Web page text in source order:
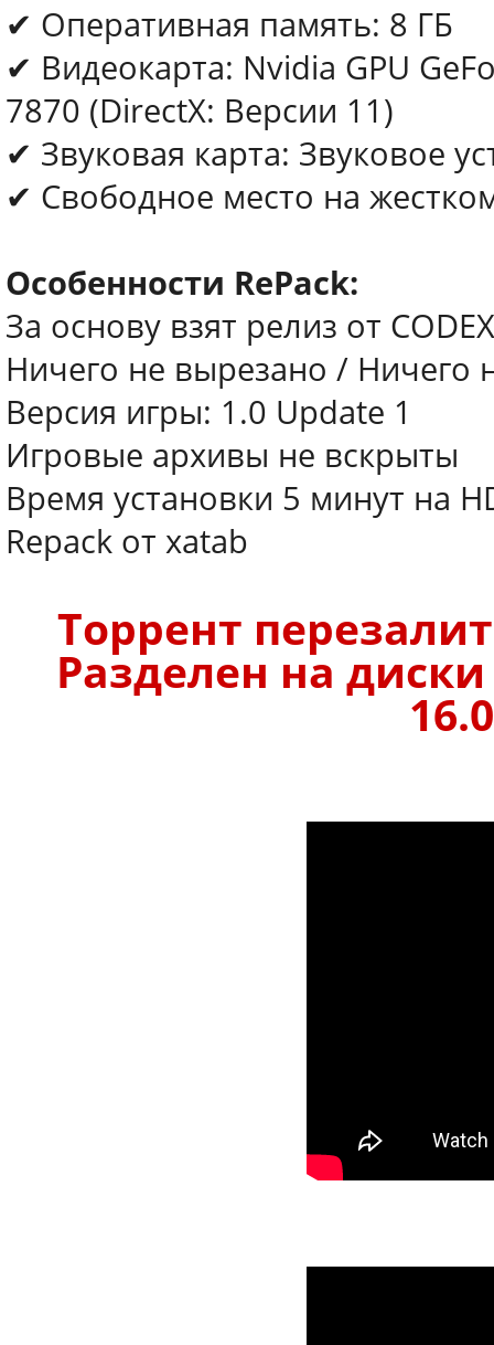
✔ Оперативная память: 8 ГБ
✔ Видеокарта: Nvidia GPU
7870 (DirectX: Версии 11)
✔ Звуковая карта: Звуковое
✔ Свободное место на
Особенности RePack:
За основу взят релиз от CODEX
Ничего не вырезано / Ничего
Версия игры: 1.0 Update 1
Игровые архивы не вскрыты
Время установки 5 минут на
Repack от xatab
Торрент
Разделен на